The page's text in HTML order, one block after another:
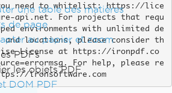
une table des matières
de page
au papier et zoom
PDFs
les objets PDF
DOM PDF
need to whitelist: https://lice
api.net. For projects that requ
environments with unlimited de
locations, please consider th
License at https://ironpdf.co
For help, please re
ironsoftware.com